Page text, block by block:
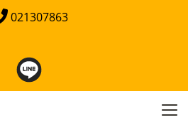
021307863